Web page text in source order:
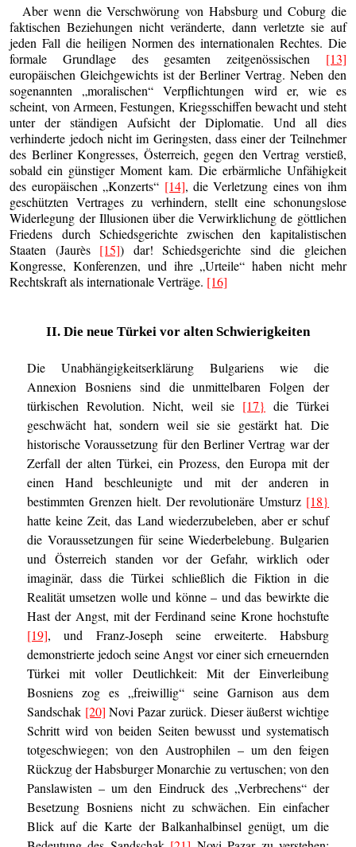
Aber wenn die Verschwörung von Habsburg und Coburg die
faktischen Beziehungen nicht veränderte, dann verletzte sie auf
jeden Fall die heiligen Normen des internationalen Rechtes. Die
formale Grundlage des gesamten zeitgenössischen [13]
europäischen Gleichgewichts ist der Berliner Vertrag. Neben den
sogenannten „moralischen“ Verpflichtungen wird er, wie es
scheint, von Armeen, Festungen, Kriegsschiffen bewacht und steht
unter der ständigen Aufsicht der Diplomatie. Und all dies
verhinderte jedoch nicht im Geringsten, dass einer der Teilnehmer
des Berliner Kongresses, Österreich, gegen den Vertrag verstieß,
sobald ein günstiger Moment kam. Die erbärmliche Unfähigkeit
des europäischen „Konzerts“ [14], die Verletzung eines von ihm
geschützten Vertrages zu verhindern, stellt eine schonungslose
Widerlegung der Illusionen über die Verwirklichung de göttlichen
Friedens durch Schiedsgerichte zwischen den kapitalistischen
Staaten (Jaurès [15]) dar! Schiedsgerichte sind die gleichen
Kongresse, Konferenzen, und ihre „Urteile“ haben nicht mehr
Rechtskraft als internationale Verträge. [16]
II. Die neue Türkei vor alten Schwierigkeiten
Die Unabhängigkeitserklärung Bulgariens wie die
Annexion Bosniens sind die unmittelbaren Folgen der
türkischen Revolution. Nicht, weil sie [17} die Türkei
geschwächt hat, sondern weil sie sie gestärkt hat. Die
historische Voraussetzung für den Berliner Vertrag war der
Zerfall der alten Türkei, ein Prozess, den Europa mit der
einen Hand beschleunigte und mit der anderen in
bestimmten Grenzen hielt. Der revolutionäre Umsturz [18}
hatte keine Zeit, das Land wiederzubeleben, aber er schuf
die Voraussetzungen für seine Wiederbelebung. Bulgarien
und Österreich standen vor der Gefahr, wirklich oder
imaginär, dass die Türkei schließlich die Fiktion in die
Realität umsetzen wolle und könne – und das bewirkte die
Hast der Angst, mit der Ferdinand seine Krone hochstufte
[19], und Franz-Joseph seine erweiterte. Habsburg
demonstrierte jedoch seine Angst vor einer sich erneuernden
Türkei mit voller Deutlichkeit: Mit der Einverleibung
Bosniens zog es „freiwillig“ seine Garnison aus dem
Sandschak [20] Novi Pazar zurück. Dieser äußerst wichtige
Schritt wird von beiden Seiten bewusst und systematisch
totgeschwiegen; von den Austrophilen – um den feigen
Rückzug der Habsburger Monarchie zu vertuschen; von den
Panslawisten – um den Eindruck des „Verbrechens“ der
Besetzung Bosniens nicht zu schwächen. Ein einfacher
Blick auf die Karte der Balkanhalbinsel genügt, um die